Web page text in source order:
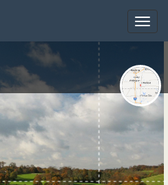
Toggle
Toggle